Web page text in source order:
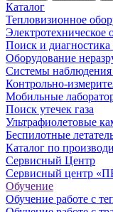
Каталог
Тепловизионное
Электротехническое
Поиск и
Оборудование
Системы
Контрольно-
Мобильные
Поиск утечек газа
Ультрафиолетовые
Беспилотные
Каталог по
Сервисный Центр
Сервисный центр
Обучение
Обучение работе с